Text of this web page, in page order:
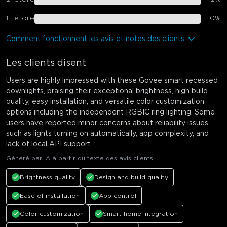
1 étoile 0%
Comment fonctionnent les avis et notes des clients
Les clients disent
Users are highly impressed with these Govee smart recessed
downlights, praising their exceptional brightness, high build
quality, easy installation, and versatile color customization
options including the independent RGBIC ring lighting. Some
users have reported minor concerns about reliability issues
such as lights turning on automatically, app complexity, and
lack of local API support.
Généré par IA à partir du texte des avis clients
Brightness quality Design and build quality
Ease of installation App control
Color customization Smart home integration